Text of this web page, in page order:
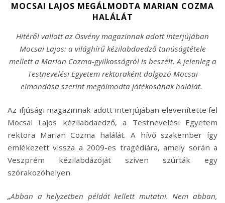
MOCSAI LAJOS MEGÁLMODTA MARIAN COZMA
HALÁLÁT
Hitéről vallott az Ösvény magazinnak adott interjújában
Mocsai Lajos: a világhírű kézilabdaedző tanúságtétele
mellett a Marian Cozma-gyilkosságról is beszélt. A jelenleg a
Testnevelési Egyetem rektoraként dolgozó Mocsai
elmondása szerint megálmodta játékosának halálát.
Az ifjúsági magazinnak adott interjújában elevenítette fel
Mocsai Lajos kézilabdaedző, a Testnevelési Egyetem
rektora Marian Cozma halálát. A hívő szakember így
emlékezett vissza a 2009-es tragédiára, amely során a
Veszprém kézilabdázóját szíven szúrták egy
szórakozóhelyen.
„Abban a helyzetben példát kellett mutatni. Nem abban,